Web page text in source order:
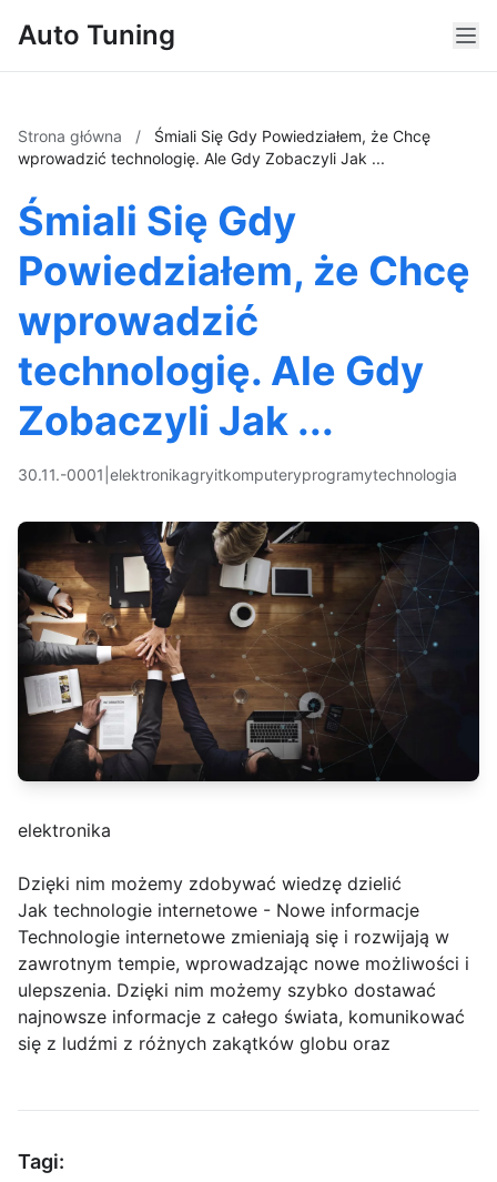
Auto Tuning
Strona główna /
Śmiali Się Gdy Powiedziałem, że Chcę
wprowadzić technologię. Ale Gdy Zobaczyli Jak ...
Śmiali Się Gdy
Powiedziałem, że Chcę
wprowadzić
technologię. Ale Gdy
Zobaczyli Jak ...
30.11.-0001 elektronikagryitkomputeryprogramytechnologia
elektronika
Dzięki nim możemy zdobywać wiedzę dzielić
Jak technologie internetowe - Nowe informacje
Technologie internetowe zmieniają się i rozwijają w
zawrotnym tempie, wprowadzając nowe możliwości i
ulepszenia. Dzięki nim możemy szybko dostawać
najnowsze informacje z całego świata, komunikować
się z ludźmi z różnych zakątków globu oraz
Tagi: